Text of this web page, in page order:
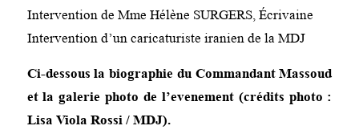
Intervention de Mme Hélène SURGERS, Écrivaine
Intervention d’un caricaturiste iranien de la MDJ
Ci-dessous la biographie du Commandant Massoud
et la galerie photo de l’evenement (crédits photo :
Lisa Viola Rossi / MDJ).